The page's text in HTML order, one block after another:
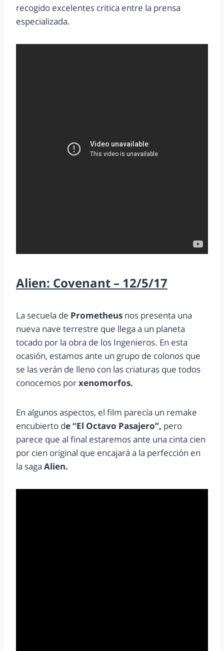
recogido excelentes critica entre la prensa
especializada.
Alien: Covenant – 12/5/17
La secuela de Prometheus nos presenta una
nueva nave terrestre que llega a un planeta
tocado por la obra de los Ingenieros. En esta
ocasión, estamos ante un grupo de colonos que
se las verán de lleno con las criaturas que todos
conocemos porxenomorfos.
En algunos aspectos, el film parecía un remake
encubierto de “El Octavo Pasajero”, pero
parece que al final estaremos ante una cinta cien
por cien original que encajará a la perfección en
la saga Alien.